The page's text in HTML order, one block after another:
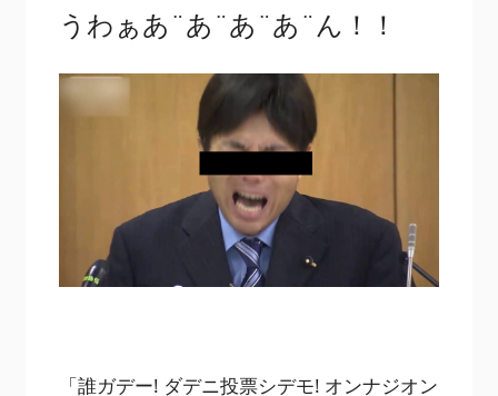
うわぁあ¨あ¨あ¨あ¨ん！！
「誰ガデー! ダデニ投票シデモ! オンナジオン